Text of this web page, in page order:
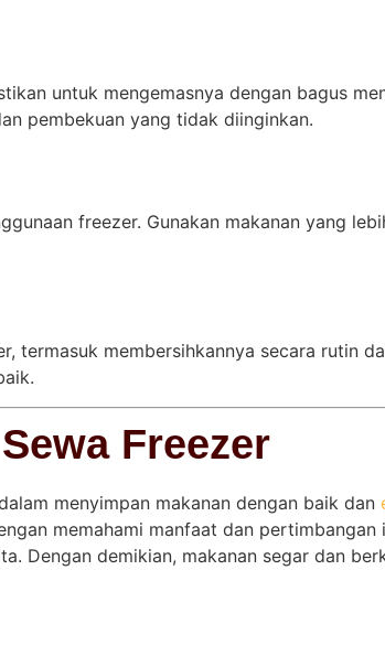
untuk mengemasnya dengan bagus
pembekuan yang tidak diinginkan.
freezer. Gunakan makanan yang
termasuk membersihkannya secara rutin
Freezer
menyimpan makanan dengan baik dan
memahami manfaat dan
Dengan demikian, makanan segar dan